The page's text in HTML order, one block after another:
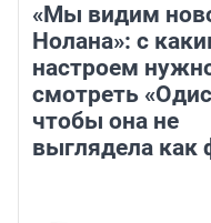
«Мы видим
Нолана»: с
настроем
смотреть
чтобы она не
выглядела как